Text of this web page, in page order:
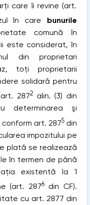
care îi revine (art.
în care bunurile
comună în
este considerat, în
din proprietari
toţi proprietarii
solidară pentru
2872alin. (3) din
determinarea şi
art. 2875din
impozitului pe
plată se realizează
în termen de până
existentă la 1
(art. 2876din CF).
cu art. 2877 din